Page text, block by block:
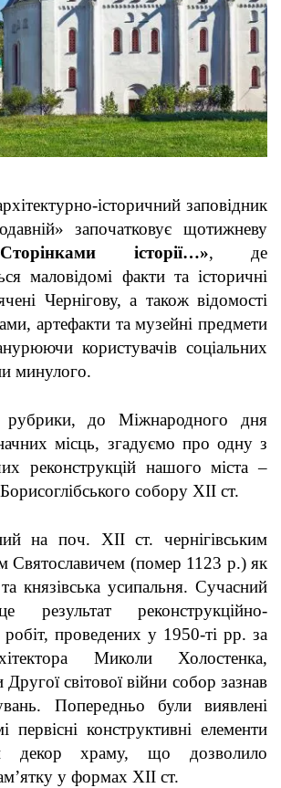
історичний заповідник
започатковує щотижневу
історії…», де
маловідомі факти та історичні
Чернігову, а також відомості
артефакти та музейні предмети
користувачів соціальних
минулого.
до Міжнародного дня
місць, згадуємо про одну з
реконструкцій нашого міста –
собору ХІІ ст.
на поч. ХІІ ст. чернігівським
Святославичем (помер 1123 р.) як
князівська усипальня. Сучасний
реконструкційно-
робіт, проведених у 1950-ті рр. за
Миколи Холостенка,
світової війни собор зазнав
Попередньо були виявлені
первісні конструктивні елементи
декор храму, що дозволило
у формах ХІІ ст.